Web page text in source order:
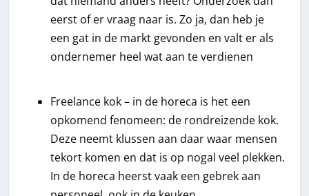
eerst of er vraag naar is. Zo ja, dan heb je
een gat in de markt gevonden en valt er als
ondernemer heel wat aan te verdienen
Freelance kok – in de horeca is het een
opkomend fenomeen: de rondreizende kok.
Deze neemt klussen aan daar waar mensen
tekort komen en dat is op nogal veel plekken.
In de horeca heerst vaak een gebrek aan